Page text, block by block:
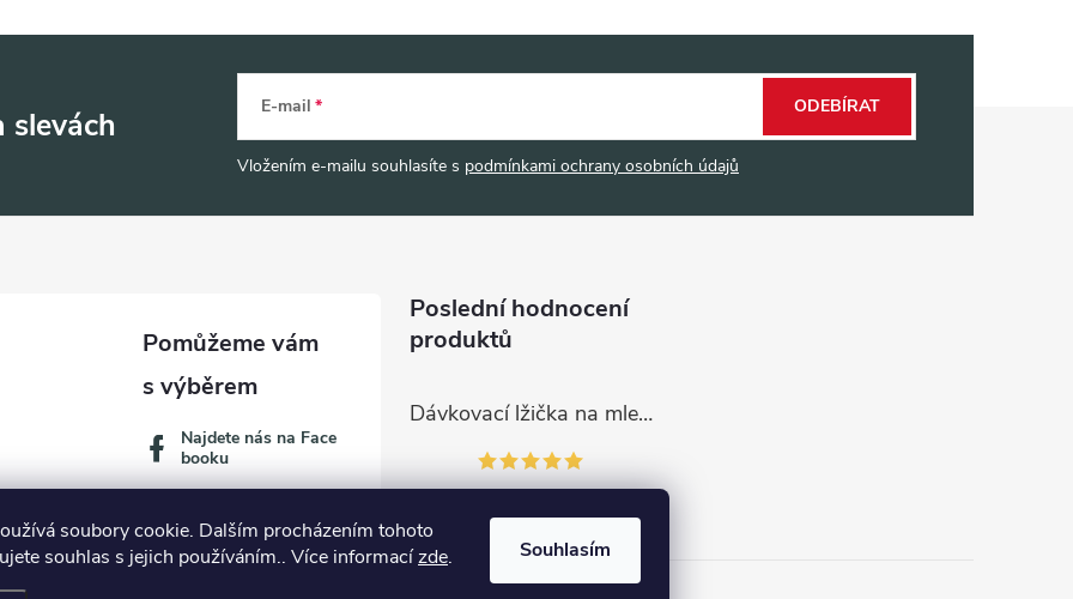
soubory cookie. Dalším procházením tohoto
souhlas s jejich používáním.. Více informacízde. Souhlasím
slevách E-mail
Vložením e-mailu souhlasíte s podmínkami ochrany osobních údajů
ODEBÍRAT
Najdete nás na Face
booku
Poslední hodnocení
produktů
Dávkovací lžička na mletou kávu 53132C8134